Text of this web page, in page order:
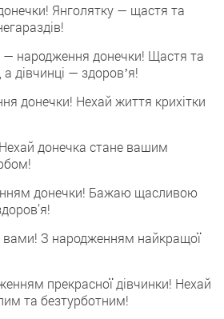
Янголятку — щастя та
— народження донечки! Щастя та
дівчинці — здоровʼя!
донечки! Нехай життя крихітки
донечка стане вашим
донечки! Бажаю щасливою
вами! З народженням найкращої
прекрасної дівчинки! Нехай
та безтурботним!